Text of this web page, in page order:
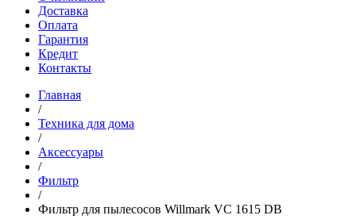
Доставка
Оплата
Гарантия
Кредит
Контакты
Главная
/
Техника для дома
/
Аксессуары
/
Фильтр
/
Фильтр для пылесосов Willmark VC 1615 DB